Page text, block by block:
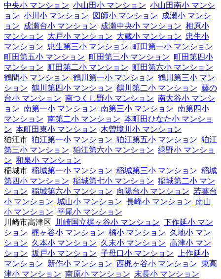
中央小 マンション 小山田小 マンション 小山田南小 マンシ
ョン 小川小 マンション 図師小 マンション
成瀬小 マンシ
ョン
成瀬台小 マンション 成瀬中央小 マンション 相原小
マンション 大戸小 マンション 大蔵小 マンション 忠生小
マンション 忠生第三小 マンション 町田第一小 マンション
町田第五小 マンション 町田第三小 マンション 町田第四小
マンション 町田第二小 マンション 町田第六小 マンション
鶴間小 マンション 鶴川第一小 マンション 鶴川第三小 マン
ション 鶴川第四小 マンション 鶴川第二小 マンション 藤の
台小 マンション 南つくし野小 マンション 南大谷小 マンシ
ョン 南第一小 マンション 南第三小 マンション 南第四小
マンション 南第二小 マンション 本町田ひなた小 マンショ
ン 本町田東小 マンション 木曽境川小 マンション
狛江市 狛江第一小 マンション 狛江第五小 マンション 狛江
第三小 マンション 狛江第六小 マンション 緑野小 マンショ
ン 和泉小 マンション
稲城市 稲城第一小 マンション 稲城第三小 マンション 稲城
第四小 マンション 稲城第七小 マンション 稲城第二小 マン
ション 稲城第六小 マンション 向陽台小 マンション 若葉台
小 マンション 城山小 マンション 長峰小 マンション 南山
小 マンション 平尾小 マンション
川崎市高津区
川崎国立梶ヶ谷小 マンション 下作延小 マン
ション 梶ヶ谷小 マンション 橘小 マンション 久地小 マン
ション 久本小 マンション 久末小 マンション 高津小 マン
ション 坂戸小 マンション 子母口小 マンション
上作延小
マンション 新作小 マンション 西梶ヶ谷小 マンション 東高
津小 マンション 南原小 マンション 末長小 マンション